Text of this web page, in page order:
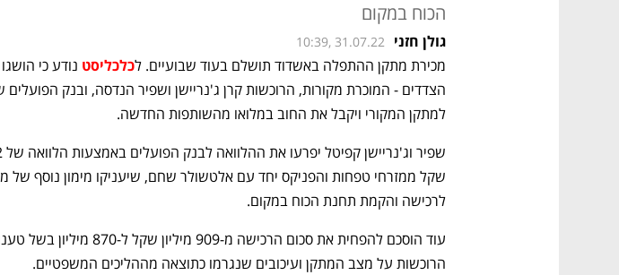
הכוח במקום
גולן חזני 10:39, 31.07.22
מכירת מתקן ההתפלה באשדוד תושלם בעוד שבועיים. לכלכליסט
למתקן המקורי ויקבל את החוב במלואו מהשותפות החדשה.
לרכישה והקמת תחנת הכוח במקום.
הרוכשות על מצב המתקן ועיכובים שנגרמו כתוצאה מההליכים המשפטיים.